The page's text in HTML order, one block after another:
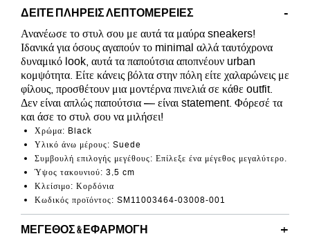
ΔΕΊΤΕ ΠΛΉΡΕΙΣ ΛΕΠΤΟΜΈΡΕΙΕΣ
Ανανέωσε το στυλ σου με αυτά τα μαύρα sneakers!
Ιδανικά για όσους αγαπούν το minimal αλλά ταυτόχρονα
δυναμικό look, αυτά τα παπούτσια αποπνέουν urban
κομψότητα. Είτε κάνεις βόλτα στην πόλη είτε χαλαρώνεις με
φίλους, προσθέτουν μια μοντέρνα πινελιά σε κάθε outfit.
Δεν είναι απλώς παπούτσια — είναι statement. Φόρεσέ τα
και άσε το στυλ σου να μιλήσει!
Χρώμα: Black
Υλικό άνω μέρους: Suede
Συμβουλή επιλογής μεγέθους: Επίλεξε ένα μέγεθος μεγαλύτερο.
Ύψος τακουνιού: 3,5 cm
Κλείσιμο: Κορδόνια
Κωδικός προϊόντος: SM11003464-03008-001
ΜΈΓΕΘΟΣ & ΕΦΑΡΜΟΓΉ